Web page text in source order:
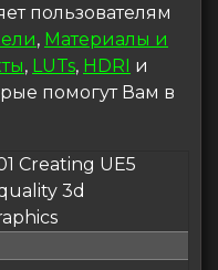
пользователям
, Материалы и
, LUTs, HDRI и
помогут Вам в
Creating UE5
3d